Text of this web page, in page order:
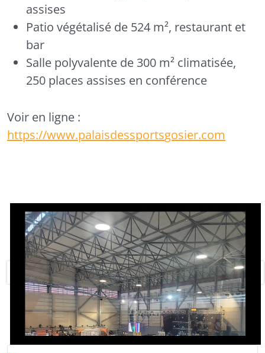
assises
Patio végétalisé de 524 m², restaurant et
bar
Salle polyvalente de 300 m² climatisée,
250 places assises en conférence
Voir en ligne :
https://www.palaisdessportsgosier.com